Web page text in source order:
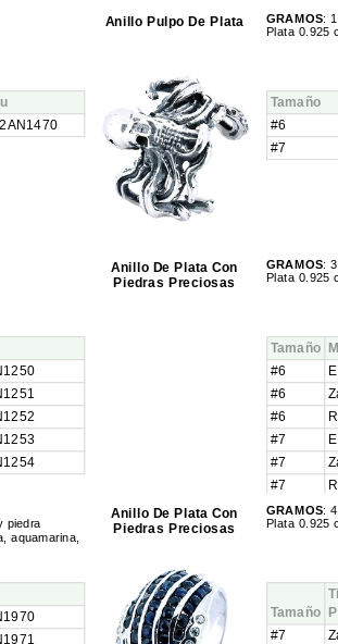
Anillo Pulpo De Plata GRAMOS:
Plata 0.925
Tamaño
#6
#7
Anillo De Plata Con
Piedras Preciosas
GRAMOS: 3
Plata 0.925
Tamaño
#6
#6
#6
#7
#7
#7
#7.5
#7.5
#8
piedra
aquamarina,
Anillo De Plata Con
Piedras Preciosas
GRAMOS:
Plata 0.925
Tamaño
#7